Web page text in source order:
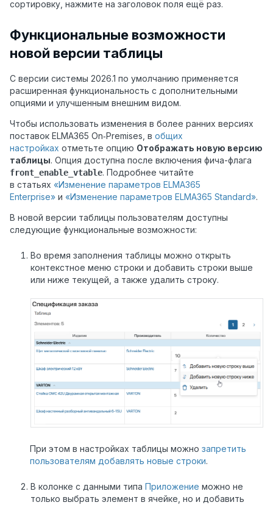
сортировку, нажмите на заголовок поля ещё раз.
Функциональные возможности
новой версии таблицы
С версии системы 2026.1 по умолчанию применяется
расширенная функциональность с дополнительными
опциями и улучшенным внешним видом.
Чтобы использовать изменения в более ранних версиях
поставок ELMA365 On‑Premises, в общих
настройках отметьте опцию Отображать новую версию
таблицы. Опция доступна после включения фича-флага
front_enable_vtable. Подробнее читайте
в статьях «Изменение параметров ELMA365
Enterprise» и «Изменение параметров ELMA365 Standard».
В новой версии таблицы пользователям доступны
следующие функциональные возможности:
Во время заполнения таблицы можно открыть
контекстное меню строки и добавить строки выше
или ниже текущей, а также удалить строку.
При этом в настройках таблицы можно запретить
пользователям добавлять новые строки.
В колонке с данными типа Приложение можно не
только выбрать элемент в ячейке, но и добавить